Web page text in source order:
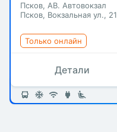
Псков, АВ. Автовокзал
Псков, Вокзальная ул., 21
Только онлайн
Детали